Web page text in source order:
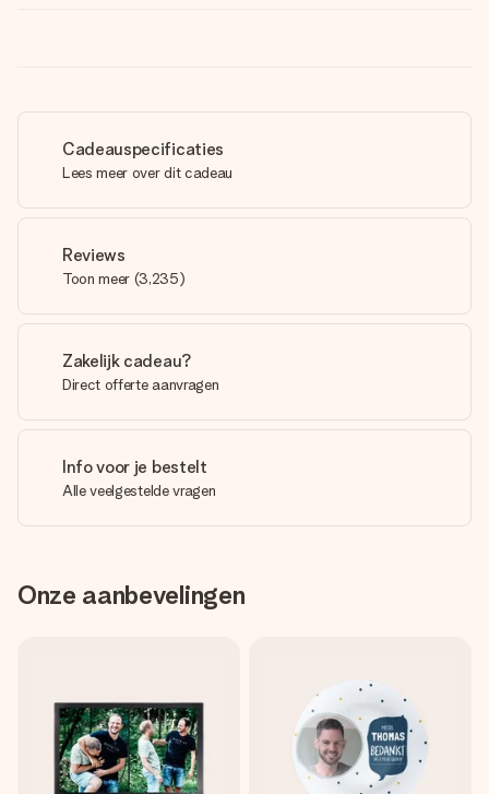
Cadeauspecificaties
Lees meer over dit cadeau
Reviews
Toon meer (3,235)
Zakelijk cadeau?
Direct offerte aanvragen
Info voor je bestelt
Alle veelgestelde vragen
Onze aanbevelingen